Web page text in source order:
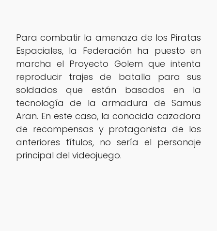
Para combatir la amenaza de los Piratas
Espaciales, la Federación ha puesto en
marcha el Proyecto Golem que intenta
reproducir trajes de batalla para sus
soldados que están basados en la
tecnología de la armadura de Samus
Aran. En este caso, la conocida cazadora
de recompensas y protagonista de los
anteriores títulos, no sería el personaje
principal del videojuego.